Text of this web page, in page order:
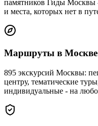
памятников Гиды Москвы
и места, которых нет в
Маршруты в Москве
895 экскурсий Москвы:
центру, тематические
индивидуальные - на